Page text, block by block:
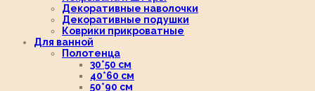
Декоративные наволочки
Декоративные подушки
Коврики прикроватные
Для ванной
Полотенца
30*50 см
40*60 см
50*90 см